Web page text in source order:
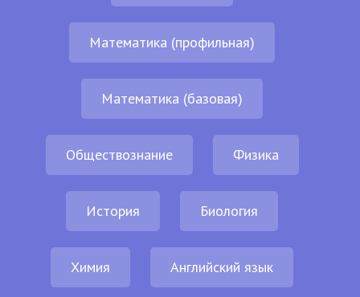
Математика (профильная)
Математика (базовая)
Обществознание Физика
История Биология
Химия Английский язык